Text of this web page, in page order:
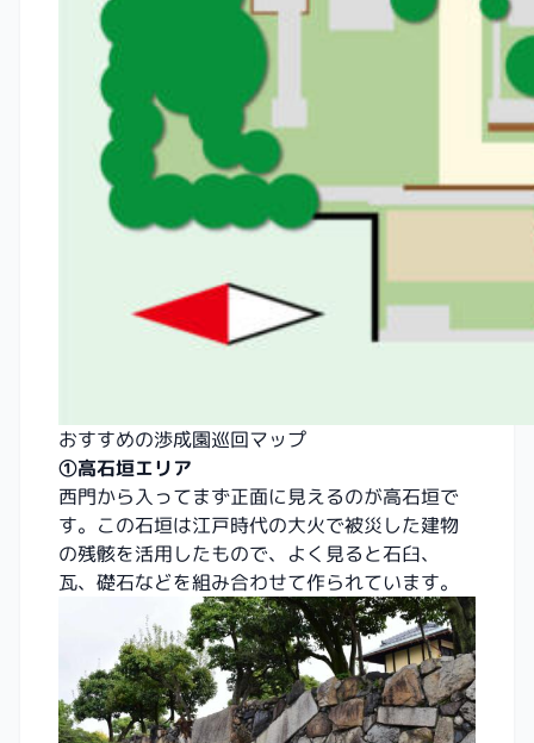
おすすめの渉成園巡回マップ
①高石垣エリア
西門から入ってまず正面に見えるのが高石垣で
す。この石垣は江戸時代の大火で被災した建物
の残骸を活用したもので、よく見ると石臼、
瓦、礎石などを組み合わせて作られています。